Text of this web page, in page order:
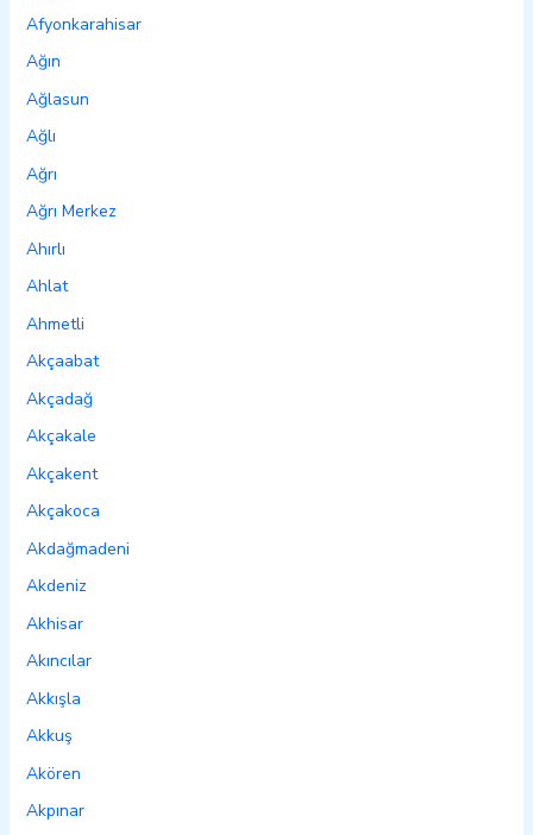
Afyonkarahisar
Ağın
Ağlasun
Ağlı
Ağrı
Ağrı Merkez
Ahırlı
Ahlat
Ahmetli
Akçaabat
Akçadağ
Akçakale
Akçakent
Akçakoca
Akdağmadeni
Akdeniz
Akhisar
Akıncılar
Akkışla
Akkuş
Akören
Akpınar